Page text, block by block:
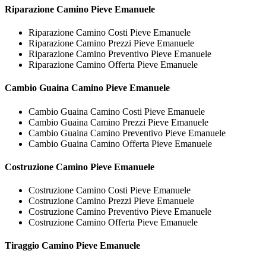
Riparazione Camino Pieve Emanuele
Riparazione Camino Costi Pieve Emanuele
Riparazione Camino Prezzi Pieve Emanuele
Riparazione Camino Preventivo Pieve Emanuele
Riparazione Camino Offerta Pieve Emanuele
Cambio Guaina Camino Pieve Emanuele
Cambio Guaina Camino Costi Pieve Emanuele
Cambio Guaina Camino Prezzi Pieve Emanuele
Cambio Guaina Camino Preventivo Pieve Emanuele
Cambio Guaina Camino Offerta Pieve Emanuele
Costruzione Camino Pieve Emanuele
Costruzione Camino Costi Pieve Emanuele
Costruzione Camino Prezzi Pieve Emanuele
Costruzione Camino Preventivo Pieve Emanuele
Costruzione Camino Offerta Pieve Emanuele
Tiraggio Camino Pieve Emanuele